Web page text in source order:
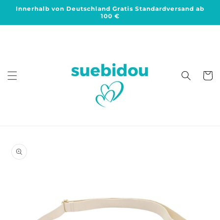
zum
Innerhalb von Deutschland Gratis Standardversand ab
100 €